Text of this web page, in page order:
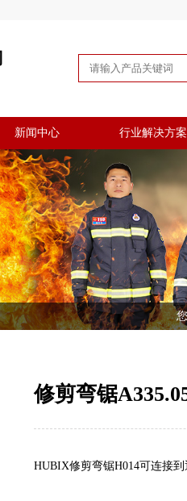
新闻中心 行业解决方案
修剪弯锯
HUBIX修剪弯锯H014可连接